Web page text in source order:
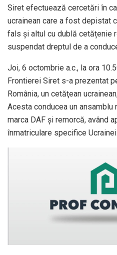
Siret efectuează cercetări în
ucrainean care a fost depistat
fals și altul cu dublă cetățenie
suspendat dreptul de a
Joi, 6 octombrie a.c., la ora
Frontierei Siret s-a prezentat
România, un cetăţean
Acesta conducea un
marca DAF și remorcă, având
înmatriculare specifice Ucrainei.